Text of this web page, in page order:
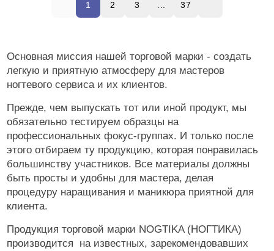
1 2 3 ... 37
Основная миссия нашей торговой марки - создать
легкую и приятную атмосферу для мастеров
ногтевого сервиса и их клиентов.
Прежде, чем выпускать тот или иной продукт, мы
обязательно тестируем образцы на
профессиональных фокус-группах. И только после
этого отбираем ту продукцию, которая понравилась
большинству участников. Все материалы должны
быть просты и удобны для мастера, делая
процедуру наращивания и маникюра приятной для
клиента.
Продукция торговой марки NOGTIKA (НОГТИКА)
производится на известных, зарекомендовавших